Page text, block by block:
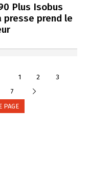
Plus Isobus
presse prend le
Précédente
1 2
3
7
PAGE